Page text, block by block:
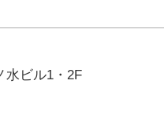
水ビル1・2F